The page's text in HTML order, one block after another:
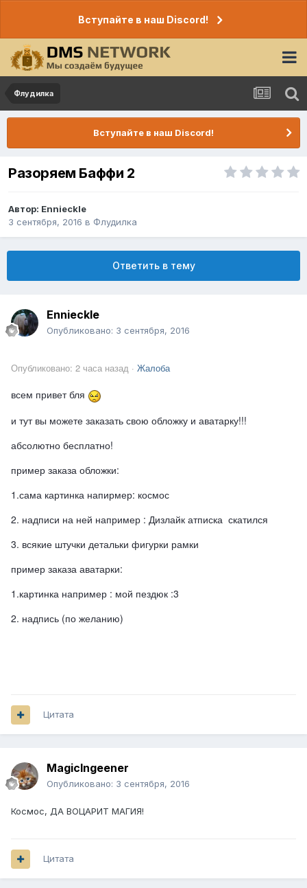
Вступайте в наш Discord!
Флудилка
Вступайте в наш Discord!
Разоряем Баффи 2
Автор: Ennieckle
3 сентября, 2016 в Флудилка
Ответить в тему
Ennieckle
Опубликовано: 3 сентября, 2016
Опубликовано: 2 часа назад · Жалоба
всем привет бля
и тут вы можете заказать свою обложку и аватарку!!!
абсолютно бесплатно!
пример заказа обложки:
1.сама картинка напирмер: космос
2. надписи на ней например : Дизлайк атписка скатился
3. всякие штучки детальки фигурки рамки
пример заказа аватарки:
1.картинка например : мой пездюк :3
2. надпись (по желанию)
Цитата
MagicIngeener
Опубликовано: 3 сентября, 2016
Космос, ДА ВОЦАРИТ МАГИЯ!
Цитата